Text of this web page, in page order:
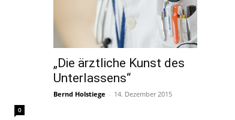
0
„Die ärztliche Kunst des
Unterlassens“
Bernd Holstiege - 14. Dezember 2015